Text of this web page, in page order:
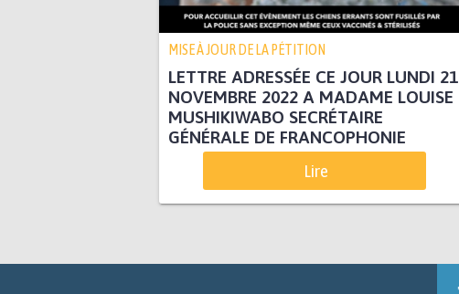
MISE À JOUR DE LA PÉTITION
LETTRE ADRESSÉE CE JOUR LUNDI 21
NOVEMBRE 2022 A MADAME LOUISE
MUSHIKIWABO SECRÉTAIRE
GÉNÉRALE DE FRANCOPHONIE
Lire